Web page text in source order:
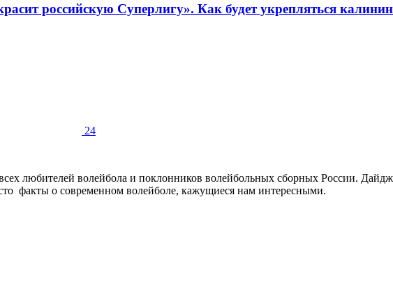
российскую Суперлигу». Как будет укрепляться
24
любителей волейбола и поклонников волейбольных сборных России.
факты о современном волейболе, кажущиеся нам интересными.